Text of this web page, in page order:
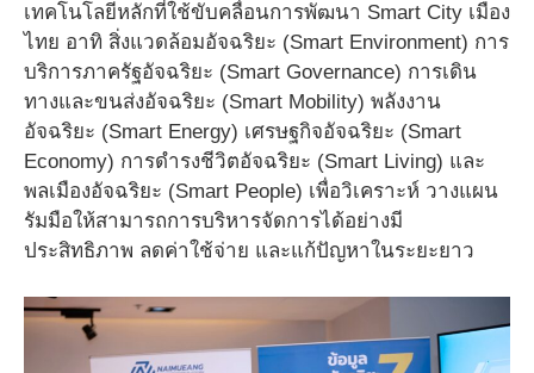
เทคโนโลยีหลักที่ใช้ขับคลื่อนการพัฒนา Smart City เมือง
ไทย อาทิ สิ่งแวดล้อมอัจฉริยะ (Smart Environment) การ
บริการภาครัฐอัจฉริยะ (Smart Governance) การเดิน
ทางและขนส่งอัจฉริยะ (Smart Mobility) พลังงาน
อัจฉริยะ (Smart Energy) เศรษฐกิจอัจฉริยะ (Smart
Economy) การดำรงชีวิตอัจฉริยะ (Smart Living) และ
พลเมืองอัจฉริยะ (Smart People) เพื่อวิเคราะห์ วางแผน
รัมมือให้สามารถการบริหารจัดการได้อย่างมี
ประสิทธิภาพ ลดค่าใช้จ่าย และแก้ปัญหาในระยะยาว